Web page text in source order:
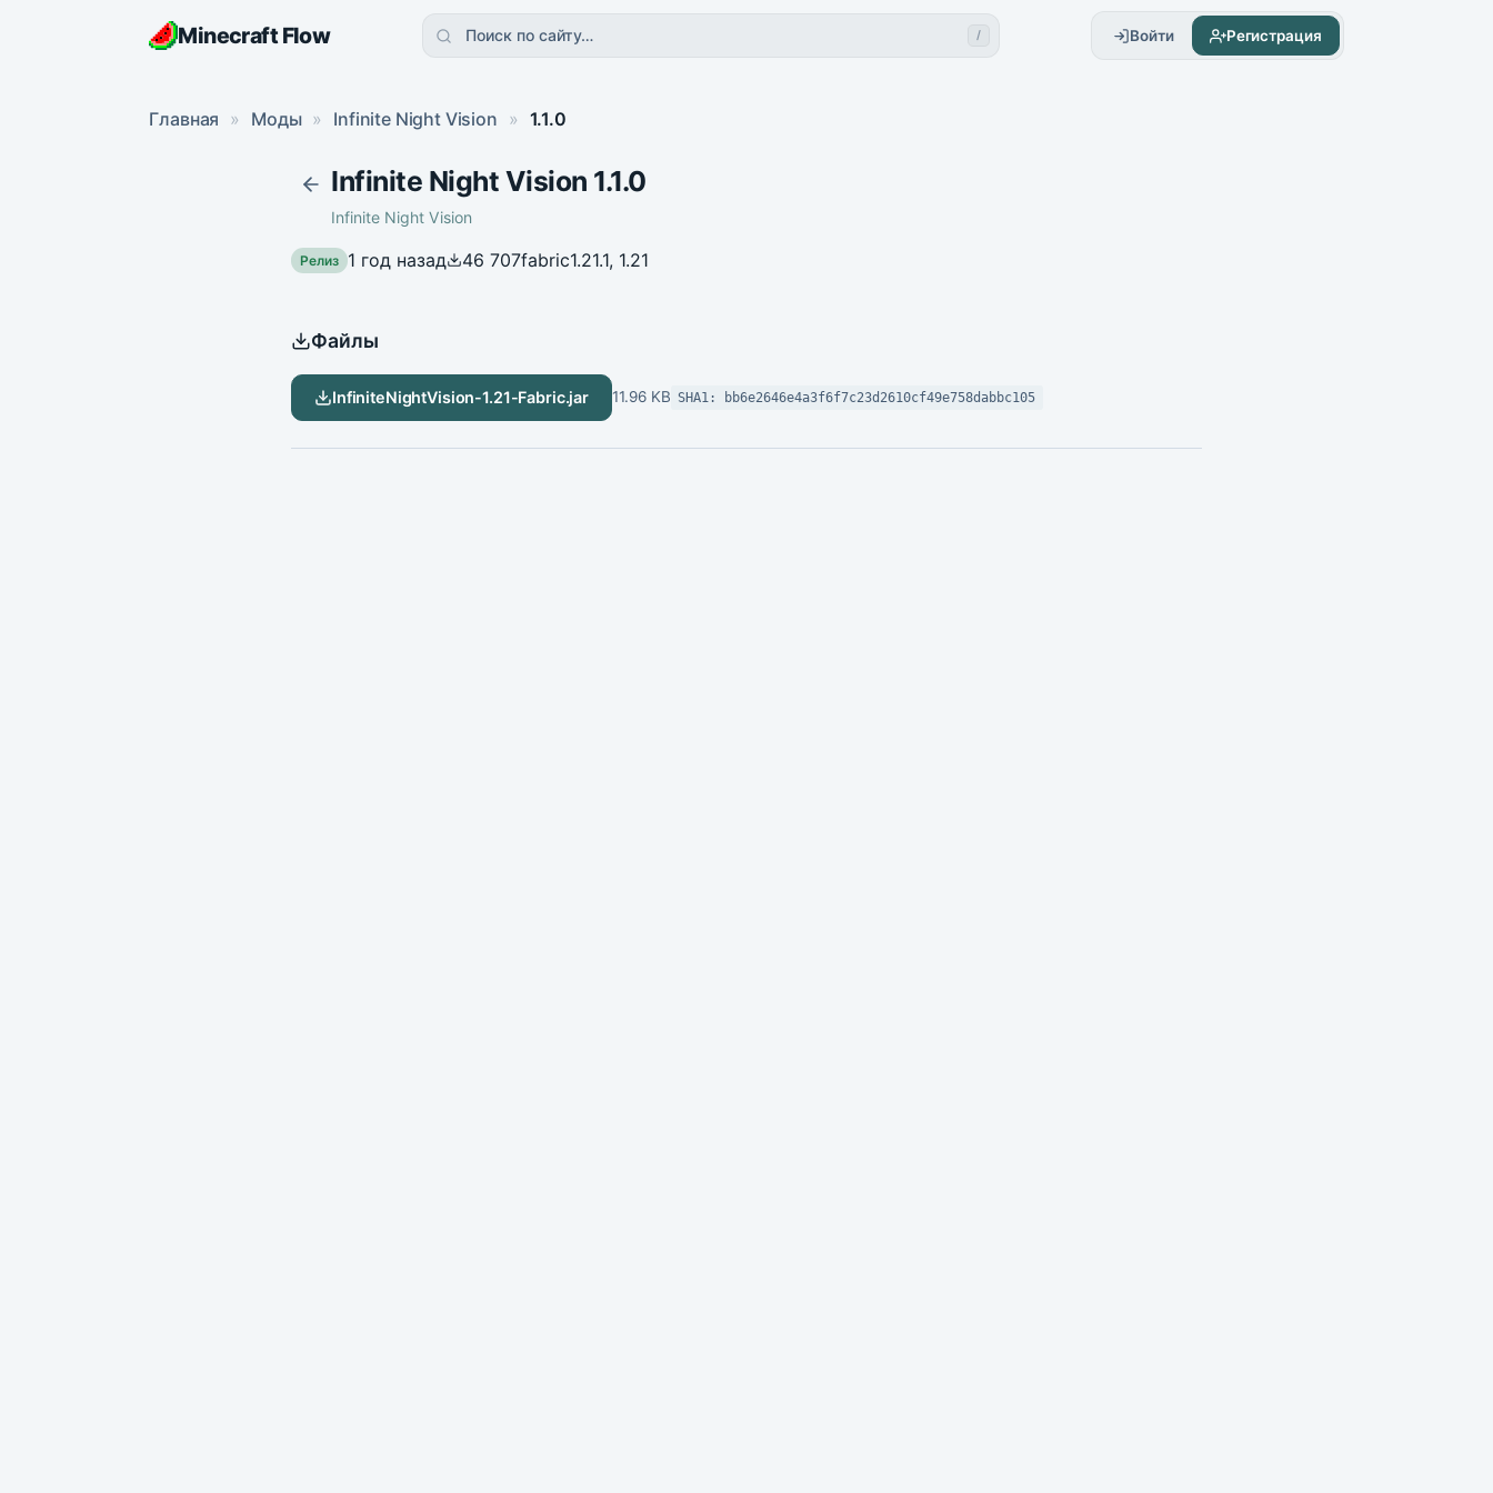
Minecraft Flow Поиск по сайту… / Войти Регистрация
Главная » Моды » Infinite Night Vision » 1.1.0
Infinite Night Vision 1.1.0
Infinite Night Vision
Релиз 1 год назад 46 707fabric1.21.1, 1.21
Файлы
InfiniteNightVision-1.21-Fabric.jar 11.96 KB SHA1: bb6e2646e4a3f6f7c23d2610cf49e758dabbc105